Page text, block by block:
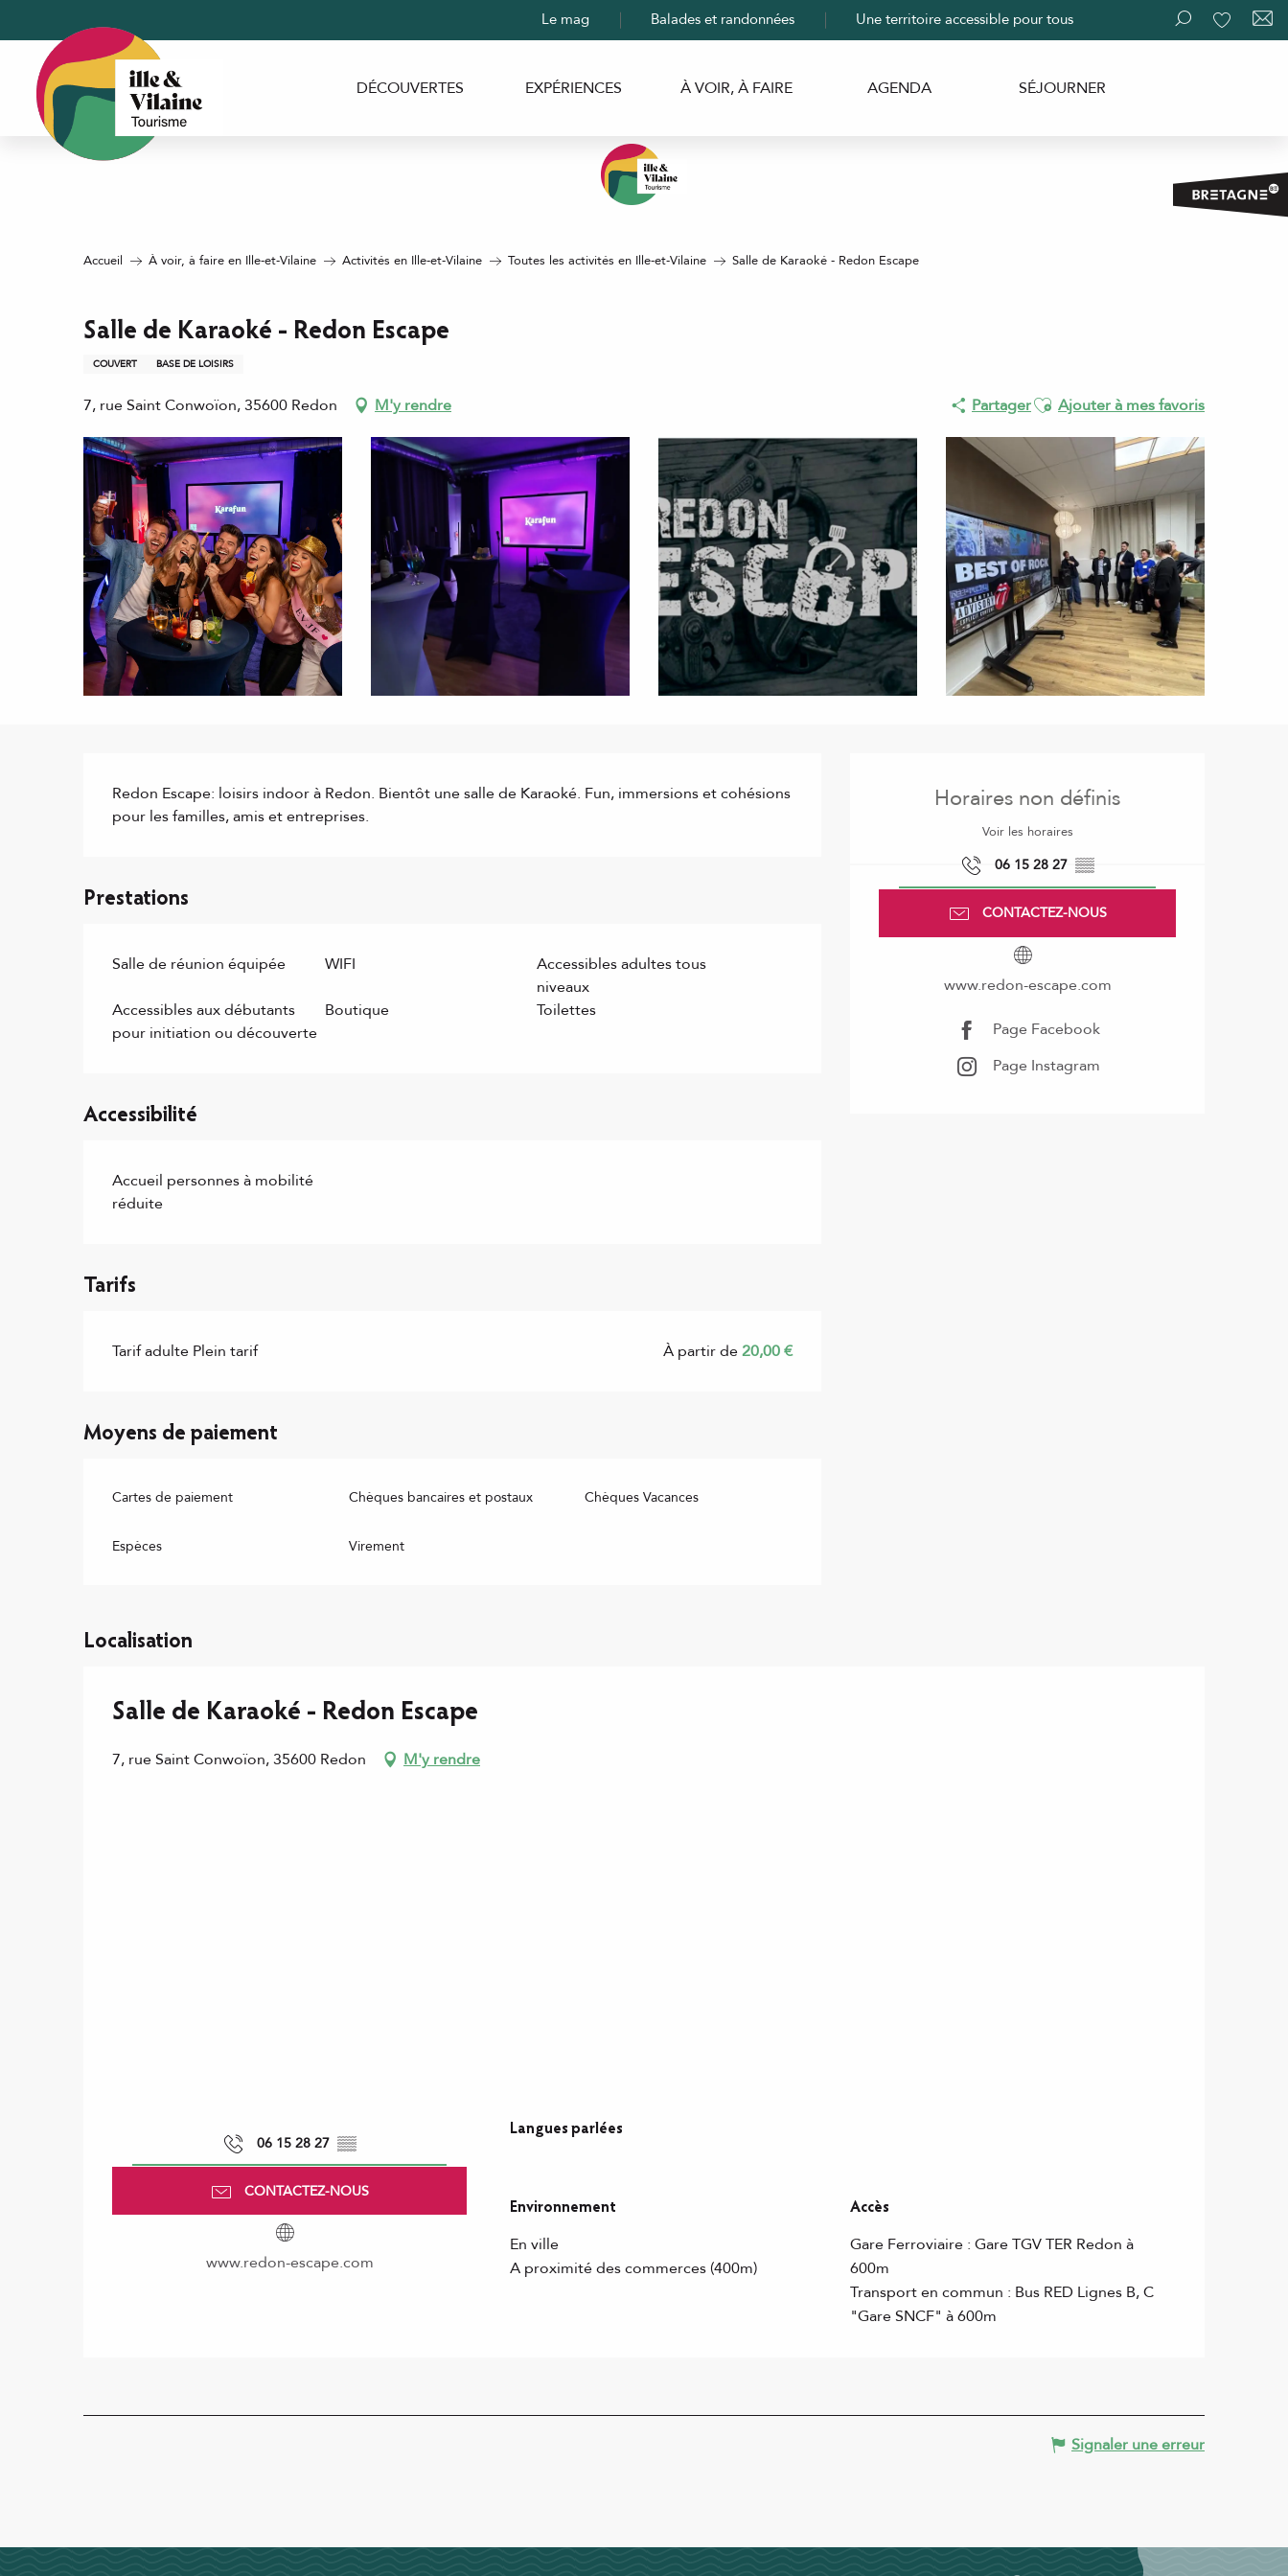
contenu
principal
Recherche
Le mag Balades et randonnées Une territoire accessible pour tous
DÉCOUVERTES EXPÉRIENCES À VOIR, À FAIRE AGENDA SÉJOURNER
Accueil À voir, à faire en Ille-et-Vilaine Activités en Ille-et-Vilaine Toutes les activités en Ille-et-Vilaine Salle de Karaoké - Redon Escape
Salle de Karaoké - Redon Escape
COUVERT BASE DE LOISIRS
7, rue Saint Conwoïon, 35600 Redon M'y rendre PartagerAjouter aux favoris
Ajouter à mes favoris
Horaires non définis
Voir les horaires
06 15 28 27 ▒▒
CONTACTEZ-NOUS
www.redon-escape.com
Page Facebook
Page Instagram
Redon Escape: loisirs indoor à Redon. Bientôt une salle de Karaoké. Fun, immersions et cohésions
pour les familles, amis et entreprises.
Prestations
Salle de réunion équipée WIFI
Accessibles adultes tous
niveaux
Accessibles aux débutants
pour initiation ou découverte
Boutique Toilettes
Accessibilité
Accueil personnes à mobilité
réduite
Tarifs
Tarif adulte Plein tarif À partir de20,00 €
Moyens de paiement
Cartes de paiement Chèques bancaires et postaux Chèques Vacances
Espèces Virement
Localisation
Salle de Karaoké - Redon Escape
7, rue Saint Conwoïon, 35600 Redon M'y rendre
06 15 28 27 ▒▒
CONTACTEZ-NOUS
www.redon-escape.com
Langues parlées
Langues parlées
Environnement
Environnement
En ville
A proximité des commerces (400m)
Accès
Accès
Gare Ferroviaire : Gare TGV TER Redon à
600m
Transport en commun : Bus RED Lignes B, C
"Gare SNCF" à 600m
Signaler une erreur